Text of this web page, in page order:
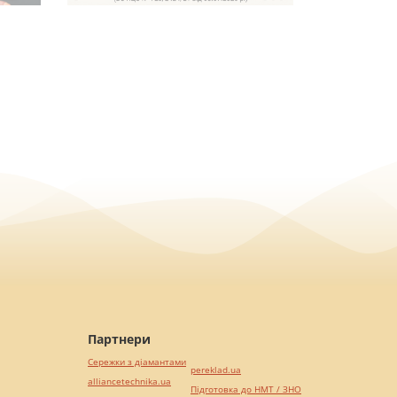
Партнери
Сережки з діамантами
alliancetechnika.ua
pereklad.ua
Підготовка до НМТ / ЗНО